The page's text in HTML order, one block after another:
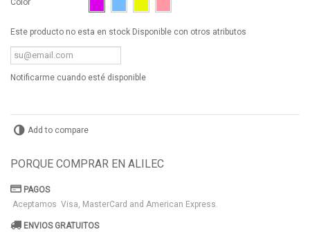
Color
Este producto no esta en stock Disponible con otros atributos
Notificarme cuando esté disponible
Add to compare
PORQUE COMPRAR EN ALILEC
PAGOS
Aceptamos Visa, MasterCard and American Express.
ENVIOS GRATUITOS